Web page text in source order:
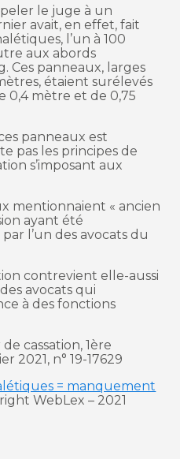
le juge à un
avait, en effet, fait
l’un à 100
aux abords
Ces panneaux, larges
étaient surélevés
0,4 mètre et de 0,75
panneaux est
pas les principes de
s’imposant aux
mentionnaient « ancien
ayant été
l’un des avocats du
contrevient elle-aussi
avocats qui
à des fonctions
cassation, 1ère
2021, n° 19-17629
= manquement
WebLex – 2021